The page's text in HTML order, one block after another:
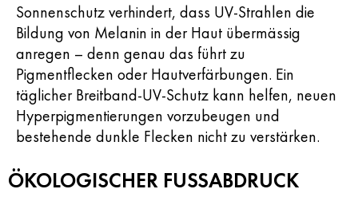
Sonnenschutz verhindert, dass UV-Strahlen die
Bildung von Melanin in der Haut übermässig
anregen – denn genau das führt zu
Pigmentflecken oder Hautverfärbungen. Ein
täglicher Breitband-UV-Schutz kann helfen, neuen
Hyperpigmentierungen vorzubeugen und
bestehende dunkle Flecken nicht zu verstärken.
ÖKOLOGISCHER FUSSABDRUCK